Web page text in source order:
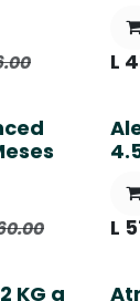
L
L
KG a